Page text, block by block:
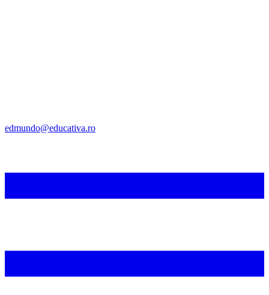
edmundo@educativa.ro